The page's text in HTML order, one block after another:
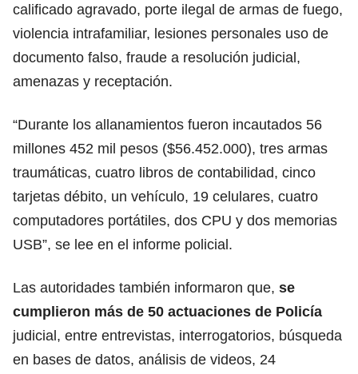
calificado agravado, porte ilegal de armas de fuego,
violencia intrafamiliar, lesiones personales uso de
documento falso, fraude a resolución judicial,
amenazas y receptación.
“Durante los allanamientos fueron incautados 56
millones 452 mil pesos ($56.452.000), tres armas
traumáticas, cuatro libros de contabilidad, cinco
tarjetas débito, un vehículo, 19 celulares, cuatro
computadores portátiles, dos CPU y dos memorias
USB”, se lee en el informe policial.
Las autoridades también informaron que, se
cumplieron más de 50 actuaciones de Policía
judicial, entre entrevistas, interrogatorios, búsqueda
en bases de datos, análisis de videos, 24